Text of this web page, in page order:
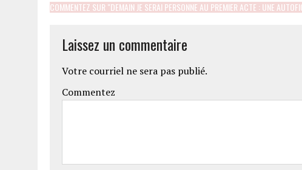
COMMENTEZ SUR "DEMAIN JE SERAI PERSONNE AU PREMIER ACTE : UNE
Laissez un commentaire
Votre courriel ne sera pas publié.
Commentez